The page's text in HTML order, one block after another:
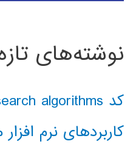
نوشته‌های
کد classical AI search algorithms
کاربردهای نرم